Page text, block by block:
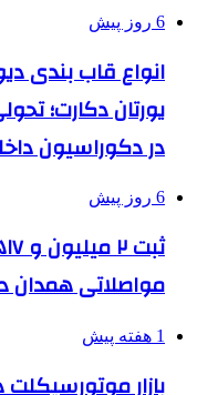
6 روز پیش
انواع قاب بندی
یورتان دکارت؛
در دکوراسیون
6 روز پیش
مواصلاتی همدان
1 هفته پیش
بازار